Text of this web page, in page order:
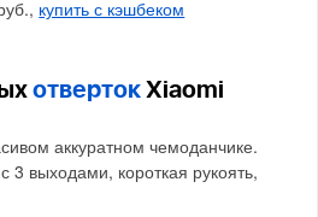
купить с кэшбеком
отверток Xiaomi
аккуратном чемоданчике.
3 выходами, короткая рукоять,